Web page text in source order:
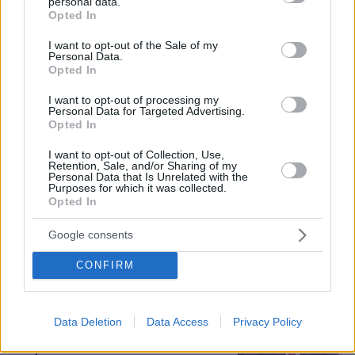
grant or deny consent to Google and its third-party tags to
use your data for below specified purposes in below Google
consent section.
Opted In
I want to opt-out of the Sale of my
Personal Data.
Opted In
I want to opt-out of processing my
Personal Data for Targeted Advertising.
Opted In
I want to opt-out of Collection, Use,
Retention, Sale, and/or Sharing of my
Personal Data that Is Unrelated with the
Purposes for which it was collected.
Opted In
Google consents
CONFIRM
Data Deletion Data Access Privacy Policy
Η Λίλα Μπακλέση έφερε στον κόσμο
ανάρτηση του συντρόφου της περί...
λαού και εξουσίας
«Πόλεμος» Σάντσεθ - Μελόνι λόγω
της Θέουτα: Η Ισπανία επιβάλλει και
αυτή ελέγχους στα σύνορα σε πτήσεις
και πλοία από Ιταλία
07.08.2026, 23:19 40
Συνδικαλιστής που μιλούσε για
Μποδοσάκειο με επιστολή -
το χρειαστούν οι ίδιοι